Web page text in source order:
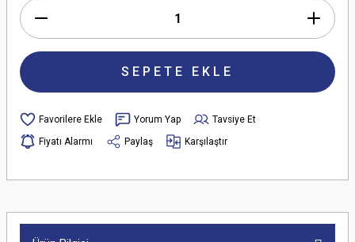
SEPETE EKLE
Yorum Yap
Tavsiye Et
Fiyatı Alarmı
Paylaş Karşılaştır